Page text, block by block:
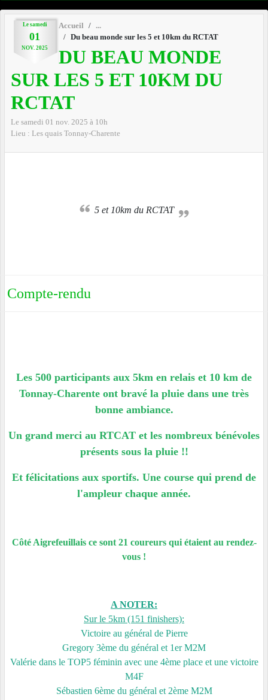
Le samedi
01
NOV. 2025
Accueil
Du beau monde sur les 5 et 10km du RCTAT
DU BEAU MONDE
SUR LES 5 ET 10KM DU
RCTAT
Le samedi 01 nov. 2025 à 10h
Lieu : Les quais Tonnay-Charente
5 et 10km du RCTAT
Compte-rendu
Les 500 participants aux 5km en relais et 10 km de
Tonnay-Charente ont bravé la pluie dans une très
bonne ambiance.
Un grand merci au RTCAT et les nombreux bénévoles
présents sous la pluie !!
Et félicitations aux sportifs. Une course qui prend de
l'ampleur chaque année.
Côté Aigrefeuillais ce sont 21 coureurs qui étaient au rendez-
vous !
A NOTER:
Sur le 5km (151 finishers):
Victoire au général de Pierre
Gregory 3ème du général et 1er M2M
Valérie dans le TOP5 féminin avec une 4ème place et une victoire
M4F
Sébastien 6ème du général et 2ème M2M